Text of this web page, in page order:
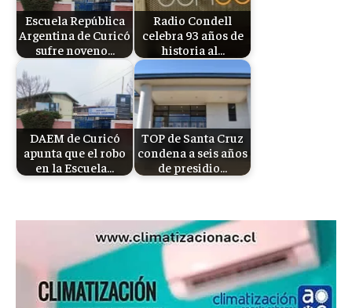
Escuela República
Argentina de Curicó
sufre noveno…
Radio Condell
celebra 93 años de
historia al…
DAEM de Curicó
apunta que el robo
en la Escuela…
TOP de Santa Cruz
condena a seis años
de presidio…